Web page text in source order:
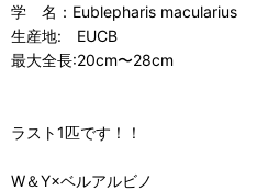
学 名：Eublepharis macularius
生産地: EUCB
最大全長:20cm〜28cm
ラスト1匹です！！
W＆Y×ベルアルビノ